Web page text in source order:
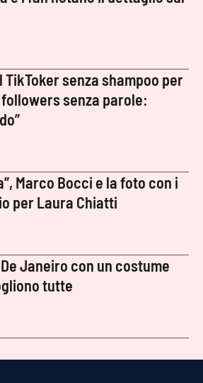
senza shampoo per
senza parole:
Marco Bocci e la foto con i
per Laura Chiatti
Janeiro con un costume
tutte